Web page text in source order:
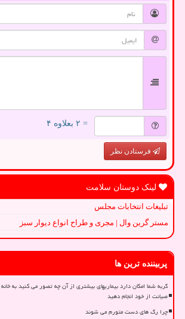
= ۲ بعلاوه ۴
فرستادن نظر
لینک دوستان سلامت
تبلیغات انتخابات مجلس
مستر گرین وال | مجری و طراح انواع دیوار سبز
پربیننده ترین ها
گربه شما امکان دارد بیماریهای بیشتری از آن چه تصور می کنید به خانه
صیانت از خود انجام دهید
چرا رگ های دست متورم می شوند